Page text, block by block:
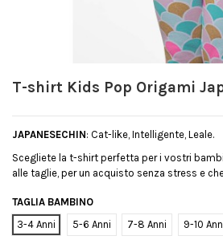
T-shirt Kids Pop Origami
JAPANESECHIN: Cat-like, Intelligente, Leale.
Scegliete la t-shirt perfetta per i vostri
alle taglie, per un acquisto senza stress e
TAGLIA BAMBINO
3-4 Anni
5-6 Anni 7-8 Anni 9-10